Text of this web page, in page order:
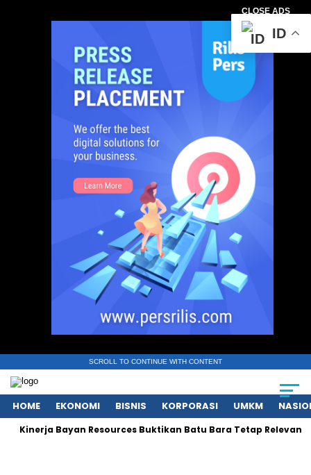
CLOSE ADS
SCROLL TO CONTINUE WITH CONTENT
HOME EKONOMI BISNIS KORPORASI UMKM
Bayan Resources Buktikan Batu Bara Tetap Relevan bagi
ID